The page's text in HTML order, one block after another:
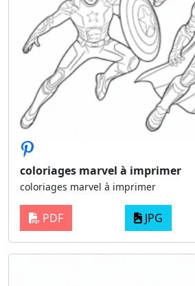
coloriages marvel à imprimer
coloriages marvel à imprimer
PDF JPG